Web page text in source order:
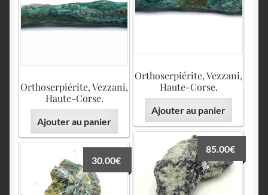
Orthoserpiérite, Vezzani,
Haute-Corse.
Ajouter au panier
Orthoserpiérite, Vezzani,
Haute-Corse.
Ajouter au panier
85.00€
30.00€